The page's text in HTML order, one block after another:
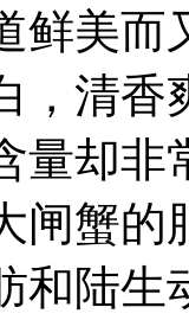
鲜美
，清
量却
闸蟹
和陆